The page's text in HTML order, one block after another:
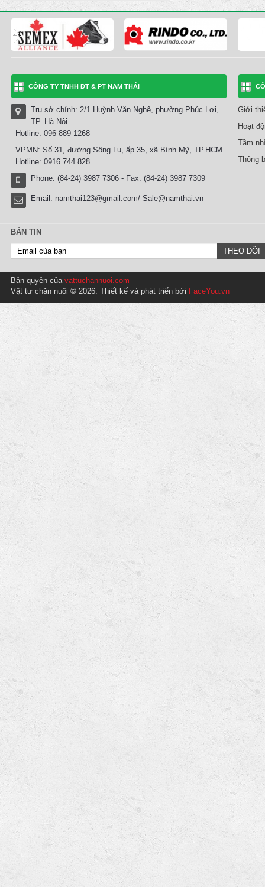
CÔNG TY TNHH ĐT & PT NAM THÁI
Trụ sở chính: 2/1 Huỳnh Văn Nghệ, phường Phúc Lợi,
TP. Hà Nội
Hotline: 096 889 1268
VPMN: Số 31, đường Sông Lu, ấp 35, xã Bình Mỹ, TP.HCM
Hotline: 0916 744 828
Phone: (84-24) 3987 7306 - Fax: (84-24) 3987 7309
Email: namthai123@gmail.com/ Sale@namthai.vn
Giới
Hoạt
Tầm
Thông
BẢN TIN
Bản quyền của vattuchannuoi.com
Vật tư chăn nuôi © 2026. Thiết kế và phát triển bởi FaceYou.vn